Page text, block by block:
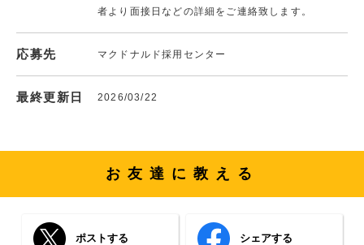
者より面接日などの詳細をご連絡致します。
応募先 マクドナルド採用センター
最終更新日 2026/03/22
お友達に教える
ポストする シェアする